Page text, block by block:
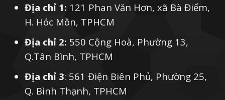
Địa chỉ 1: 121 Phan Văn Hơn, xã Bà Điểm,
H. Hóc Môn, TPHCM
Địa chỉ 2: 550 Cộng Hoà, Phường 13,
Q.Tân Bình, TPHCM
Địa chỉ 3: 561 Điện Biên Phủ, Phường 25,
Q. Bình Thạnh, TPHCM